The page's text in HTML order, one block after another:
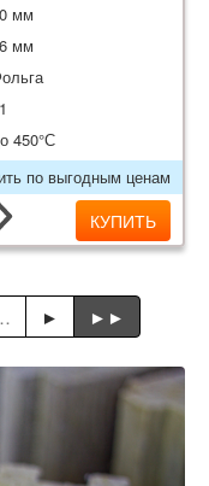
мм
мм
450°С
по выгодным ценам
КУПИТЬ
► ►►